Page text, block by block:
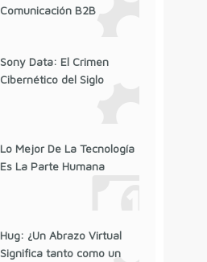
Comunicación B2B
Sony Data: El Crimen
Cibernético del Siglo
Lo Mejor De La Tecnología
Es La Parte Humana
Hug: ¿Un Abrazo Virtual
Significa tanto como un